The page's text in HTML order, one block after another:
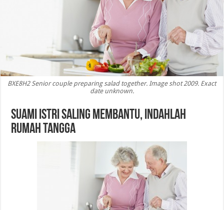
BXE8H2 Senior couple preparing salad together. Image shot 2009. Exact
date unknown.
Suami Istri Saling Membantu, Indahlah
Rumah Tangga